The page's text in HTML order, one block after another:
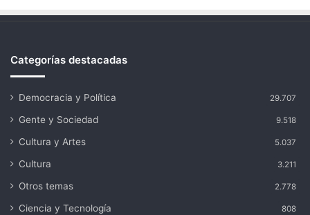
Categorías destacadas
Democracia y Política 29.707
Gente y Sociedad 9.518
Cultura y Artes 5.037
Cultura 3.211
Otros temas 2.778
Ciencia y Tecnología 808